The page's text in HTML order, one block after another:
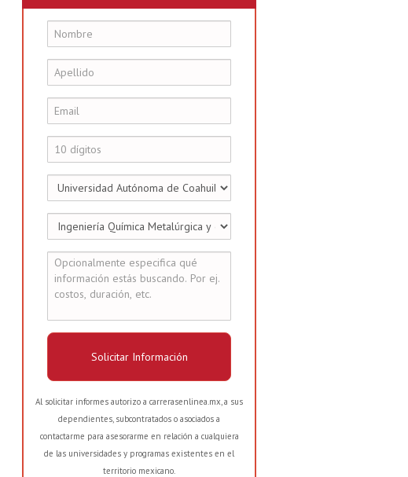
Solicitar Información
Al solicitar informes autorizo a carrerasenlinea.mx, a sus
dependientes, subcontratados o asociados a
contactarme para asesorarme en relación a cualquiera
de las universidades y programas existentes en el
territorio mexicano.